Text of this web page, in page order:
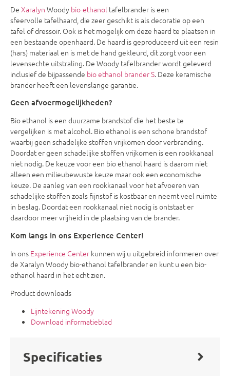
De Xaralyn Woody bio-ethanol tafelbrander is een
sfeervolle tafelhaard, die zeer geschikt is als decoratie op een
tafel of dressoir. Ook is het mogelijk om deze haard te plaatsen in
een bestaande openhaard. De haard is geproduceerd uit een resin
(hars) materiaal en is met de hand gekleurd, dit zorgt voor een
levensechte uitstraling. De Woody tafelbrander wordt geleverd
inclusief de bijpassende bio ethanol brander S. Deze keramische
brander heeft een levenslange garantie.
Geen afvoermogelijkheden?
Bio ethanol is een duurzame brandstof die het beste te
vergelijken is met alcohol. Bio ethanol is een schone brandstof
waarbij geen schadelijke stoffen vrijkomen door verbranding.
Doordat er geen schadelijke stoffen vrijkomen is een rookkanaal
niet nodig. De keuze voor een bio ethanol haard is daarom niet
alleen een milieubewuste keuze maar ook een economische
keuze. De aanleg van een rookkanaal voor het afvoeren van
schadelijke stoffen zoals fijnstof is kostbaar en neemt veel ruimte
in beslag. Doordat een rookkanaal niet nodig is ontstaat er
daardoor meer vrijheid in de plaatsing van de brander.
Kom langs in ons Experience Center!
In ons Experience Center kunnen wij u uitgebreid informeren over
de Xaralyn Woody bio-ethanol tafelbrander en kunt u een bio-
ethanol haard in het echt zien.
Product downloads
Lijntekening Woody
Download informatieblad
Specificaties